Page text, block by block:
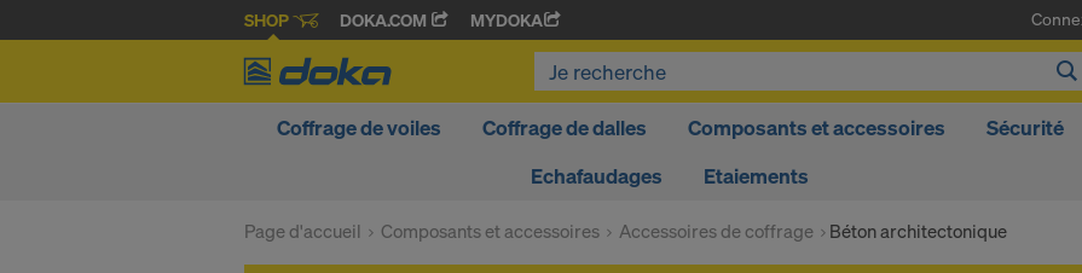
SHOP DOKA.COM MYDOKA
Coffrage de voiles Coffrage de dalles Composants et accessoires
Sécurité
Echafaudages
Etaiements
Page d'accueil Composants et accessoires Accessoires de coffrage Béton architectonique